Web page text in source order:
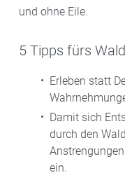
und ohne Eile.
5 Tipps fürs
Erleben statt
Damit sich
durch den
ein.